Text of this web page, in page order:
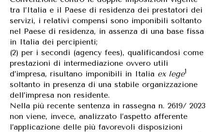
tra l’Italia e il Paese di residenza dei prestatori dei
servizi, i relativi compensi sono imponibili soltanto
nel Paese di residenza, in assenza di una base fissa
in Italia dei percipienti;
(2) per i secondi (agency fees), qualificandosi come
prestazioni di intermediazione ovvero utili
d’impresa, risultano imponibili in Italia ex lege1
soltanto in presenza di una stabile organizzazione
dell’impresa non residente.
Nella più recente sentenza in rassegna n. 2619/ 2023
non viene, invece, analizzato l’aspetto afferente
l’applicazione delle più favorevoli disposizioni